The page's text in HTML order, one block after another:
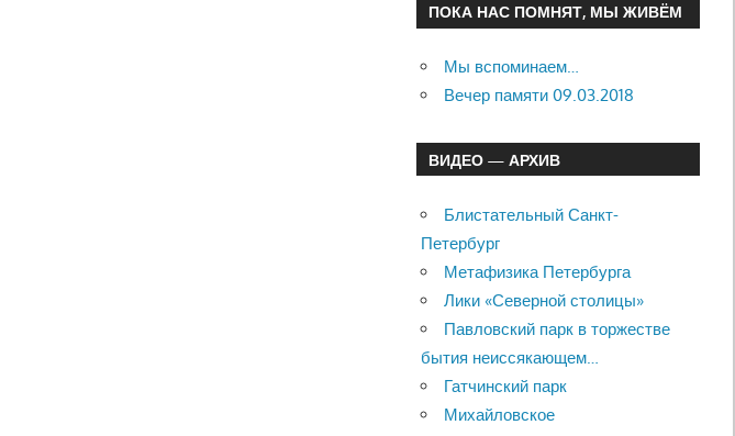
ПОКА НАС ПОМНЯТ, МЫ ЖИВЁМ
Мы вспоминаем…
Вечер памяти 09.03.2018
ВИДЕО — АРХИВ
Блистательный Санкт-
Петербург
Метафизика Петербурга
Лики «Северной столицы»
Павловский парк в торжестве
бытия неиссякающем…
Гатчинский парк
Михайловское